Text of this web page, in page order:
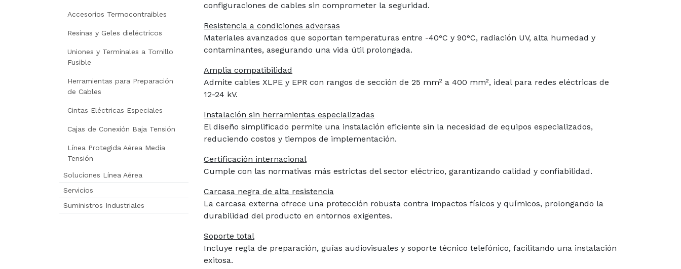
Accesorios Termocontraibles
Resinas y Geles dieléctricos
Uniones y Terminales a Tornillo
Fusible
Herramientas para Preparación
de Cables
Cintas Eléctricas Especiales
Cajas de Conexión Baja Tensión
Línea Protegida Aérea Media
Tensión
Soluciones Línea Aérea
Servicios
Suministros Industriales
configuraciones de cables sin comprometer la seguridad.
Resistencia a condiciones adversas
Materiales avanzados que soportan temperaturas entre -40°C y 90°C, radiación UV, alta humedad y
contaminantes, asegurando una vida útil prolongada.
Amplia compatibilidad
Admite cables XLPE y EPR con rangos de sección de 25 mm² a 400 mm², ideal para redes eléctricas de
12-24 kV.
Instalación sin herramientas especializadas
El diseño simplificado permite una instalación eficiente sin la necesidad de equipos especializados,
reduciendo costos y tiempos de implementación.
Certificación internacional
Cumple con las normativas más estrictas del sector eléctrico, garantizando calidad y confiabilidad.
Carcasa negra de alta resistencia
La carcasa externa ofrece una protección robusta contra impactos físicos y químicos, prolongando la
durabilidad del producto en entornos exigentes.
Soporte total
Incluye regla de preparación, guías audiovisuales y soporte técnico telefónico, facilitando una instalación
exitosa.